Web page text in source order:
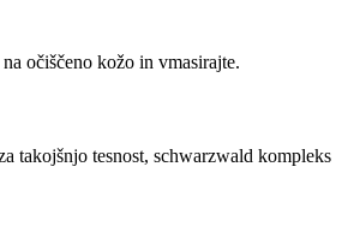
očiščeno kožo in vmasirajte.
takojšnjo tesnost, schwarzwald kompleks